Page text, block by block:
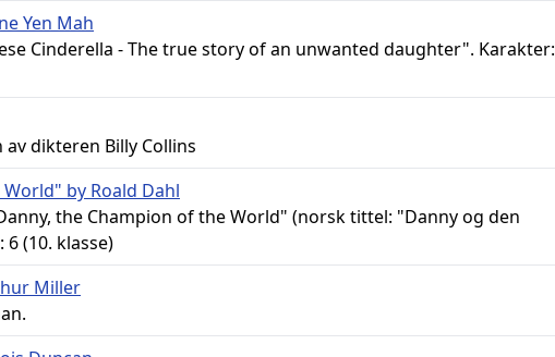
Yen Mah
Cinderella - The true story of an unwanted daughter". Karakter:
dikteren Billy Collins
by Roald Dahl
the Champion of the World" (norsk tittel: "Danny og den
(10. klasse)
Miller